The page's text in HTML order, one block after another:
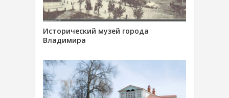
Исторический музей города
Владимира